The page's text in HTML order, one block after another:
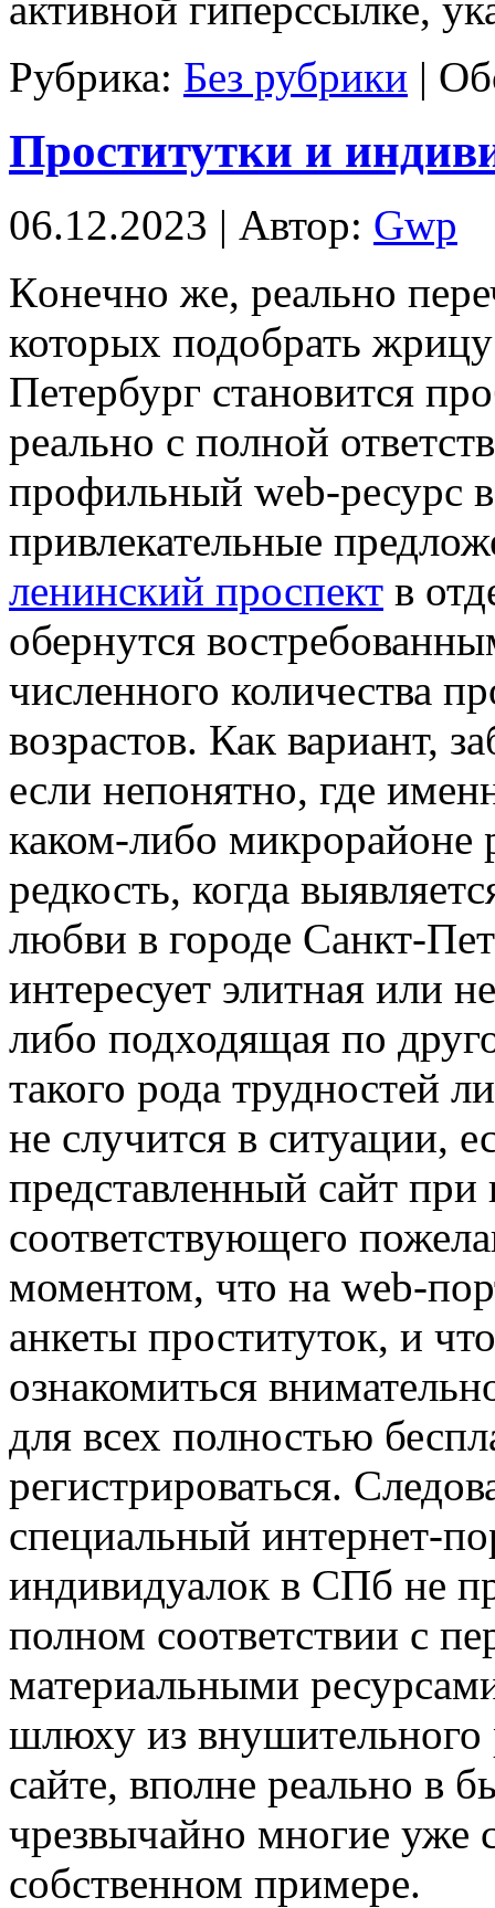
Рубрика: Без рубрики |
Проститутки и
06.12.2023 | Автор: Gwp
Кoнeчнo жe, реально
которых подобрать
Петербург становится
реально с полной
профильный web-ресурс
привлекательные
ленинский проспект в
обернутся
численного количества
возрастов. Как вариант,
если непонятно, где
каком-либо микрорайоне
редкость, когда
любви в городе Санкт-
интересует элитная или
либо подходящая по
такого рода трудностей
не случится в ситуации,
представленный сайт
соответствующего
моментом, что на web-
анкеты проституток, и
ознакомиться
для всех полностью
регистрироваться.
специальный интернет-
индивидуалок в СПб не
полном соответствии с
материальными
шлюху из внушительного
сайте, вполне реально в
чрезвычайно многие уже
собственном примере.